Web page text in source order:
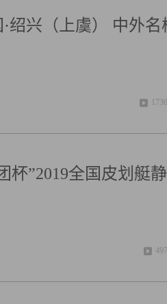
绍兴（上虞） 中外
杯”2019全国皮划艇